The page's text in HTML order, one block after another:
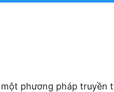
phương pháp truyền